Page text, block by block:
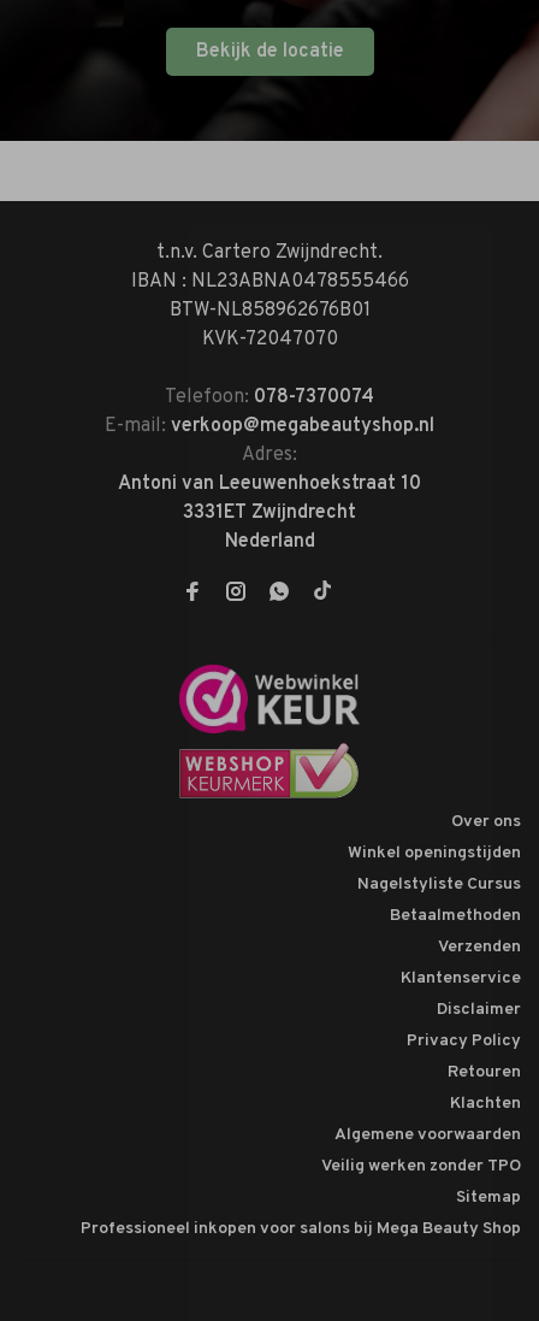
Bekijk de locatie
t.n.v. Cartero Zwijndrecht.
IBAN : NL23ABNA0478555466
BTW-NL858962676B01
KVK-72047070
Telefoon: 078-7370074
E-mail: verkoop@megabeautyshop.nl
Adres:
Antoni van Leeuwenhoekstraat 10
3331ET Zwijndrecht
Nederland
Over ons
Winkel openingstijden
Nagelstyliste Cursus
Betaalmethoden
Verzenden
Klantenservice
Disclaimer
Privacy Policy
Retouren
Klachten
Algemene voorwaarden
Veilig werken zonder TPO
Sitemap
Professioneel inkopen voor salons bij Mega Beauty Shop